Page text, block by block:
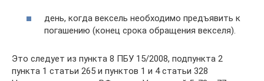
день, когда вексель необходимо предъявить к
погашению (конец срока обращения векселя).
Это следует из пункта 8 ПБУ 15/2008, подпункта 2
пункта 1 статьи 265 и пунктов 1 и 4 статьи 328